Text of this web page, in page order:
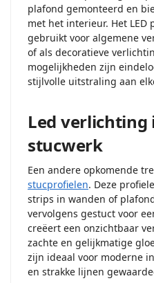
plafond gemonteerd en
met het interieur. Het
gebruikt voor algemene
of als decoratieve
mogelijkheden zijn
stijlvolle uitstraling aan
Led verlichting
stucwerk
Een andere opkomende
stucprofielen. Deze
strips in wanden of
vervolgens gestuct voor
creëert een onzichtbaar
zachte en gelijkmatige
zijn ideaal voor moderne
en strakke lijnen